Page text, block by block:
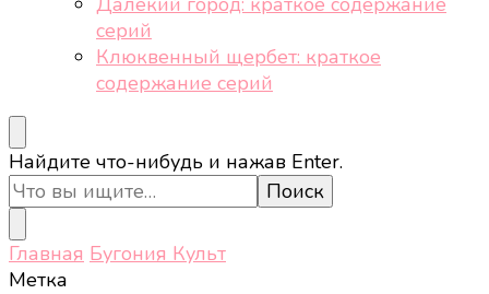
серий
Клюквенный щербет: краткое
содержание серий
Ищите
что-
то?
Найдите что-нибудь и нажав Enter.
Главная Бугония Культ
Метка